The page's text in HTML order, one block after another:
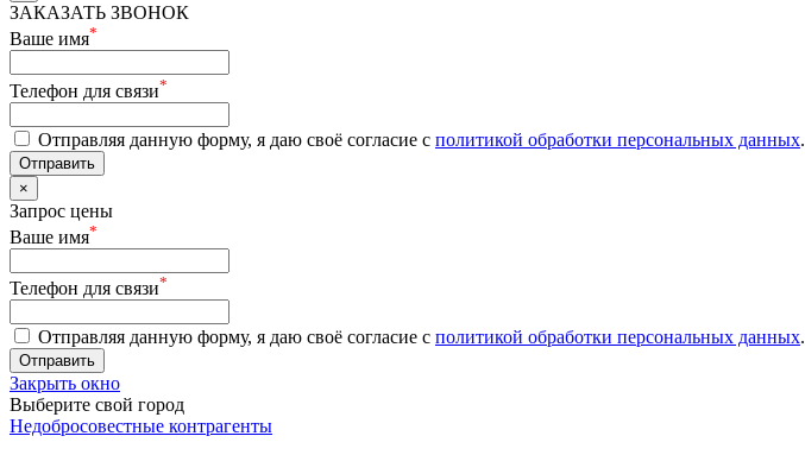
ЗАКАЗАТЬ ЗВОНОК
Ваше имя*
Телефон для связи*
Отправляя данную форму, я даю своё согласие с политикой обработки персональных данных.
Отправить
×
Запрос цены
Ваше имя*
Телефон для связи*
Отправляя данную форму, я даю своё согласие с политикой обработки персональных данных.
Отправить
Закрыть окно
Выберите свой город
Недобросовестные контрагенты